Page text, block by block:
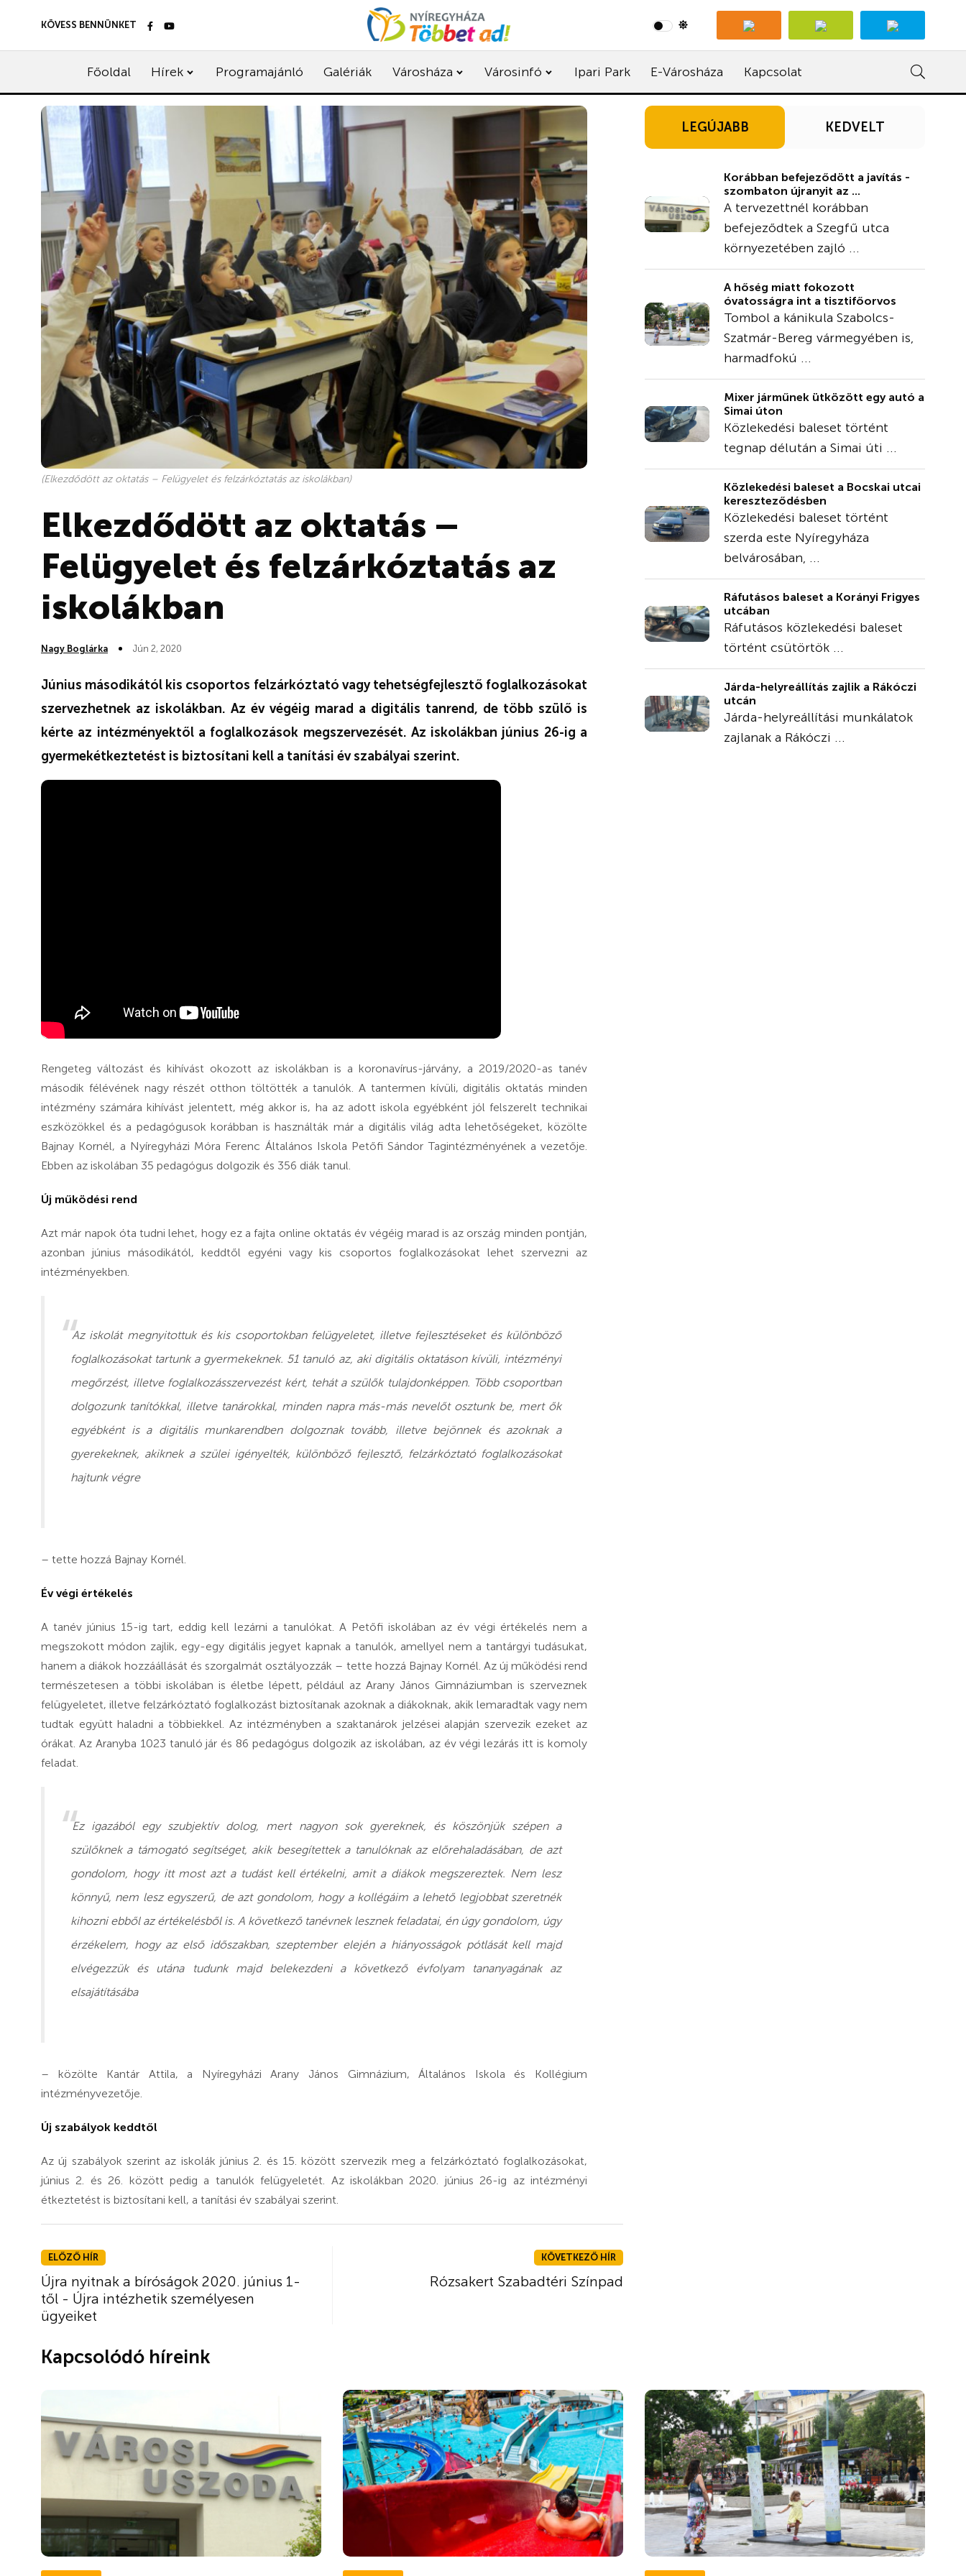
KÖVESS BENNÜNKET
Főoldal Hírek Programajánló Galériák Városháza Városinfó Ipari Park E-Városháza Kapcsolat
(Elkezdődött az oktatás – Felügyelet és felzárkóztatás az iskolákban)
Elkezdődött az oktatás –
Felügyelet és felzárkóztatás az
iskolákban
Nagy Boglárka Jún 2, 2020
Június másodikától kis csoportos felzárkóztató vagy tehetségfejlesztő foglalkozásokat
szervezhetnek az iskolákban. Az év végéig marad a digitális tanrend, de több szülő is
kérte az intézményektől a foglalkozások megszervezését. Az iskolákban június 26-ig a
gyermekétkeztetést is biztosítani kell a tanítási év szabályai szerint.
Rengeteg változást és kihívást okozott az iskolákban is a koronavírus-járvány, a 2019/2020-as tanév
második félévének nagy részét otthon töltötték a tanulók. A tantermen kívüli, digitális oktatás minden
intézmény számára kihívást jelentett, még akkor is, ha az adott iskola egyébként jól felszerelt technikai
eszközökkel és a pedagógusok korábban is használták már a digitális világ adta lehetőségeket, közölte
Bajnay Kornél, a Nyíregyházi Móra Ferenc Általános Iskola Petőfi Sándor Tagintézményének a vezetője.
Ebben az iskolában 35 pedagógus dolgozik és 356 diák tanul.
Új működési rend
Azt már napok óta tudni lehet, hogy ez a fajta online oktatás év végéig marad is az ország minden pontján,
azonban június másodikától, keddtől egyéni vagy kis csoportos foglalkozásokat lehet szervezni az
intézményekben.
Az iskolát megnyitottuk és kis csoportokban felügyeletet, illetve fejlesztéseket és különböző
foglalkozásokat tartunk a gyermekeknek. 51 tanuló az, aki digitális oktatáson kívüli, intézményi
megőrzést, illetve foglalkozásszervezést kért, tehát a szülők tulajdonképpen. Több csoportban
dolgozunk tanítókkal, illetve tanárokkal, minden napra más-más nevelőt osztunk be, mert ők
egyébként is a digitális munkarendben dolgoznak tovább, illetve bejönnek és azoknak a
gyerekeknek, akiknek a szülei igényelték, különböző fejlesztő, felzárkóztató foglalkozásokat
hajtunk végre
– tette hozzá Bajnay Kornél.
Év végi értékelés
A tanév június 15-ig tart, eddig kell lezárni a tanulókat. A Petőfi iskolában az év végi értékelés nem a
megszokott módon zajlik, egy-egy digitális jegyet kapnak a tanulók, amellyel nem a tantárgyi tudásukat,
hanem a diákok hozzáállását és szorgalmát osztályozzák – tette hozzá Bajnay Kornél. Az új működési rend
természetesen a többi iskolában is életbe lépett, például az Arany János Gimnáziumban is szerveznek
felügyeletet, illetve felzárkóztató foglalkozást biztosítanak azoknak a diákoknak, akik lemaradtak vagy nem
tudtak együtt haladni a többiekkel. Az intézményben a szaktanárok jelzései alapján szervezik ezeket az
órákat. Az Aranyba 1023 tanuló jár és 86 pedagógus dolgozik az iskolában, az év végi lezárás itt is komoly
feladat.
Ez igazából egy szubjektív dolog, mert nagyon sok gyereknek, és köszönjük szépen a
szülőknek a támogató segítséget, akik besegítettek a tanulóknak az előrehaladásában, de azt
gondolom, hogy itt most azt a tudást kell értékelni, amit a diákok megszereztek. Nem lesz
könnyű, nem lesz egyszerű, de azt gondolom, hogy a kollégáim a lehető legjobbat szeretnék
kihozni ebből az értékelésből is. A következő tanévnek lesznek feladatai, én úgy gondolom, úgy
érzékelem, hogy az első időszakban, szeptember elején a hiányosságok pótlását kell majd
elvégezzük és utána tudunk majd belekezdeni a következő évfolyam tananyagának az
elsajátításába
– közölte Kantár Attila, a Nyíregyházi Arany János Gimnázium, Általános Iskola és Kollégium
intézményvezetője.
Új szabályok keddtől
Az új szabályok szerint az iskolák június 2. és 15. között szervezik meg a felzárkóztató foglalkozásokat,
június 2. és 26. között pedig a tanulók felügyeletét. Az iskolákban 2020. június 26-ig az intézményi
étkeztetést is biztosítani kell, a tanítási év szabályai szerint.
ELŐZŐ HÍR
Újra nyitnak a bíróságok 2020. június 1-
től - Újra intézhetik személyesen
ügyeiket
KÖVETKEZŐ HÍR
Rózsakert Szabadtéri Színpad
LEGÚJABB KEDVELT
Korábban befejeződött a javítás -
szombaton újranyit az ...
A tervezettnél korábban
befejeződtek a Szegfű utca
környezetében zajló ...
A hőség miatt fokozott
óvatosságra int a tisztifőorvos
Tombol a kánikula Szabolcs-
Szatmár-Bereg vármegyében is,
harmadfokú ...
Mixer járműnek ütközött egy autó a
Simai úton
Közlekedési baleset történt
tegnap délután a Simai úti ...
Közlekedési baleset a Bocskai utcai
kereszteződésben
Közlekedési baleset történt
szerda este Nyíregyháza
belvárosában, ...
Ráfutásos baleset a Korányi Frigyes
utcában
Ráfutásos közlekedési baleset
történt csütörtök ...
Járda-helyreállítás zajlik a Rákóczi
utcán
Járda-helyreállítási munkálatok
zajlanak a Rákóczi ...
Kapcsolódó híreink